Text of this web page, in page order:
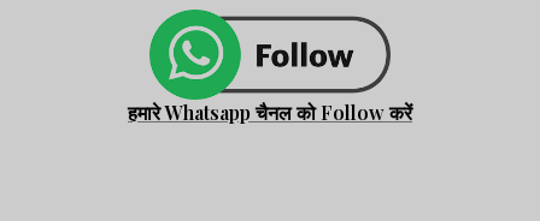
हमारे Whatsapp चैनल को Follow करें